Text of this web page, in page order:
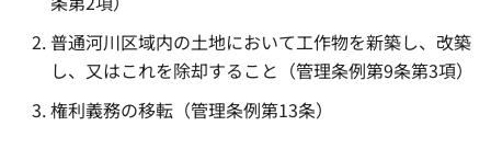
普通河川区域内の土地において工作物を新築し、改築
し、又はこれを除却すること（管理条例第9条第3項）
権利義務の移転（管理条例第13条）